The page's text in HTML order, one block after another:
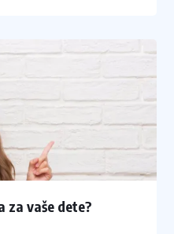
za vaše dete?